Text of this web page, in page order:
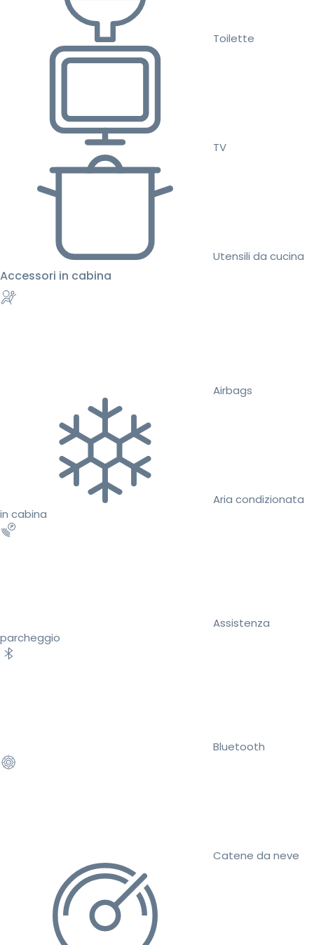
Toilette
TV
Utensili da cucina
Accessori in cabina
Airbags
Aria condizionata
in cabina
Assistenza
parcheggio
Bluetooth
Catene da neve